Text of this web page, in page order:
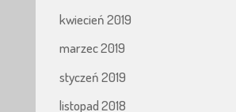
kwiecień 2019
marzec 2019
styczeń 2019
listopad 2018